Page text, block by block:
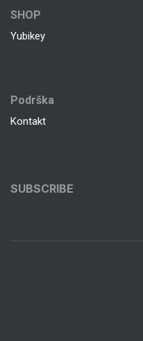
SHOP
Yubikey
Podrška
Kontakt
SUBSCRIBE